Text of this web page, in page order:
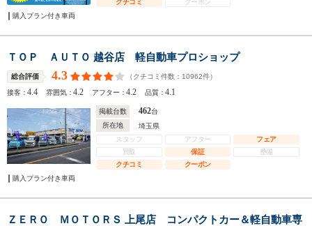
クチコミ
クーポン
購入プラン付き車両
ＴＯＰ ＡＵＴＯ 越谷店 軽自動車プロショップ
総合評価 4.3 （クチコミ件数： 10962件）
接客：4.4 雰囲気：4.2 アフター：4.2 品質：4.1
掲載台数 462台
所在地
埼玉県
スタッフ
アフター
フェア
買取
保証
整備
クチコミ
クーポン
購入プラン付き車両
ＺＥＲＯ ＭＯＴＯＲＳ 上尾店 コンパクトカー＆軽自動車専